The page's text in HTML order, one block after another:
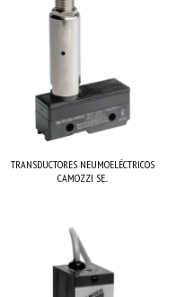
TRANSDUCTORES NEUMOELÉCTRICOS
CAMOZZI SE...